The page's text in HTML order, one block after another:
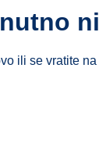
ili se vratite na